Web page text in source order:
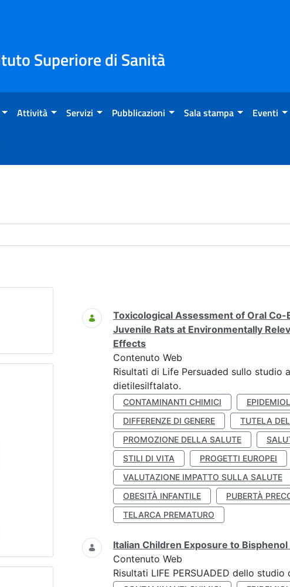
Superiore di Sanità
Attività Servizi Pubblicazioni Sala stampa Eventi
- Eventi
Ricerca
Toxicological Assessment of Oral
Juvenile Rats at Environmentally
Effects
Contenuto Web
Risultati di Life Persuaded sullo studio
dietilesilftalato.
CONTAMINANTI CHIMICI
DIFFERENZE DI GENERE
TUTELA
PROMOZIONE DELLA SALUTE
STILI DI VITA
PROGETTI EUROPEI
VALUTAZIONE IMPATTO SULLA SALUTE
OBESITÀ INFANTILE
PUBERTÀ
TELARCA PREMATURO
Italian Children Exposure to
Contenuto Web
Risultati LIFE PERSUADED dello